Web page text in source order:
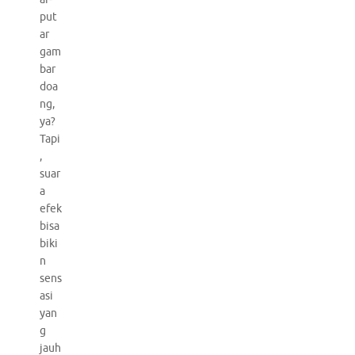
put
ar
gam
bar
doa
ng,
ya?
Tapi
,
suar
a
efek
bisa
biki
n
sens
asi
yan
g
jauh